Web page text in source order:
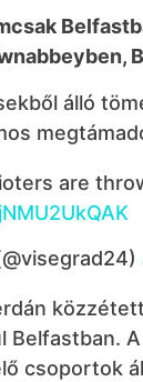
álló
are
Belfastban.
csoportok